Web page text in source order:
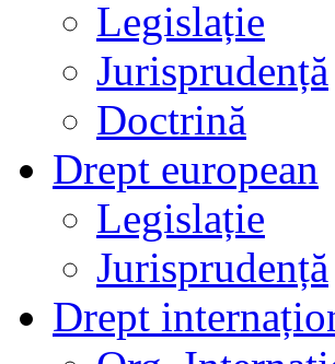
Legislație
Jurisprudență
Doctrină
Drept european
Legislație
Jurisprudență
Drept